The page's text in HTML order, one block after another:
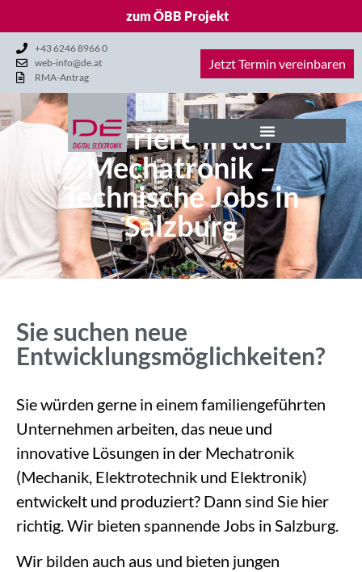
zum ÖBB Projekt
+43 6246 8966 0
web-info@de.at
RMA-Antrag
Jetzt Termin vereinbaren
Karriere in der
Mechatronik –
Technische Jobs in
Salzburg
Sie suchen neue
Entwicklungsmöglichkeiten?
Sie würden gerne in einem familiengeführten
Unternehmen arbeiten, das neue und
innovative Lösungen in der Mechatronik
(Mechanik, Elektrotechnik und Elektronik)
entwickelt und produziert? Dann sind Sie hier
richtig. Wir bieten spannende Jobs in Salzburg.
Wir bilden auch aus und bieten jungen